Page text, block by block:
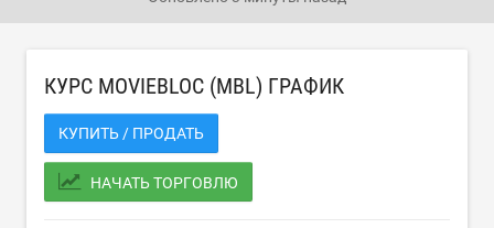
КУРС MOVIEBLOC (MBL) ГРАФИК
КУПИТЬ / ПРОДАТЬ
НАЧАТЬ ТОРГОВЛЮ